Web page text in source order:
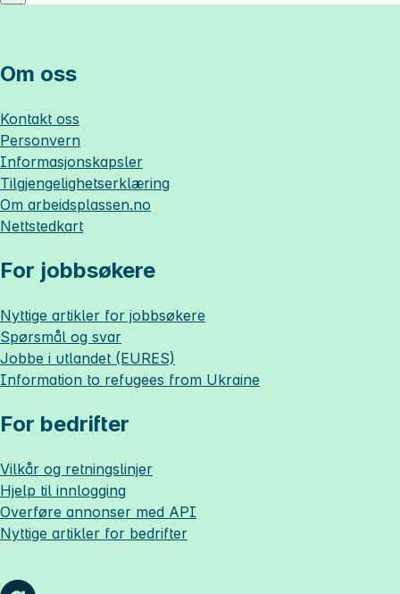
Om oss
Kontakt oss
Personvern
Informasjonskapsler
Tilgjengelighetserklæring
Om arbeidsplassen.no
Nettstedkart
For jobbsøkere
Nyttige artikler for jobbsøkere
Spørsmål og svar
Jobbe i utlandet (EURES)
Information to refugees from Ukraine
For bedrifter
Vilkår og retningslinjer
Hjelp til innlogging
Overføre annonser med API
Nyttige artikler for bedrifter